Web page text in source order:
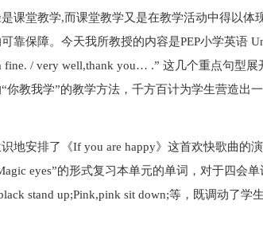
课堂教学,而课堂教学又是在教学活动中得以体
靠保障。今天我所教授的内容是PEP小学英语
fine. / very well,thank you… .” 这几个重点句型
你教我学”的教学方法，千方百计为学生营造出
地安排了《If you are happy》这首欢快歌曲的
eyes”的形式复习本单元的单词，对于四会
stand up;Pink,pink sit down;等，既调动了学